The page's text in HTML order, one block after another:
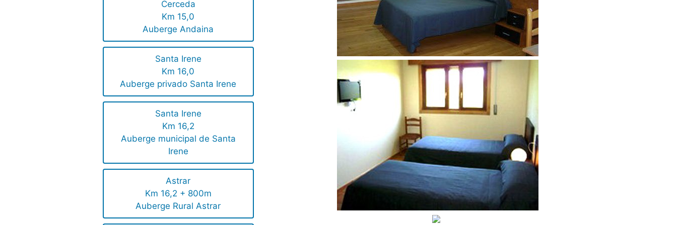
Cerceda
Km 15,0
Auberge Andaina
Santa Irene
Km 16,0
Auberge privado Santa Irene
Santa Irene
Km 16,2
Auberge municipal de Santa
Irene
Astrar
Km 16,2 + 800m
Auberge Rural Astrar